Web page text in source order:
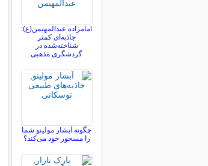
امامزاده عبدالمهیمن(ع):
جاذبه‌ای کمتر
شناخته‌شده در
گردشگری مذهبی
چگونه آبشار مولینو شما
را مسحور خود می‌کند؟